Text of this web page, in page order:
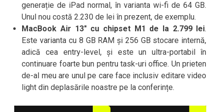
generație de iPad normal, în varianta wi-fi de 64 GB.
Unul nou costă 2.230 de lei în prezent, de exemplu.
MacBook Air 13″ cu chipset M1 de la 2.799 lei.
Este varianta cu 8 GB RAM și 256 GB stocare internă,
adică cea entry-level, și este un ultra-portabil în
continuare foarte bun pentru task-uri office. Un prieten
de-al meu are unul pe care face inclusiv editare video
light din deplasările noastre pe la conferințe.